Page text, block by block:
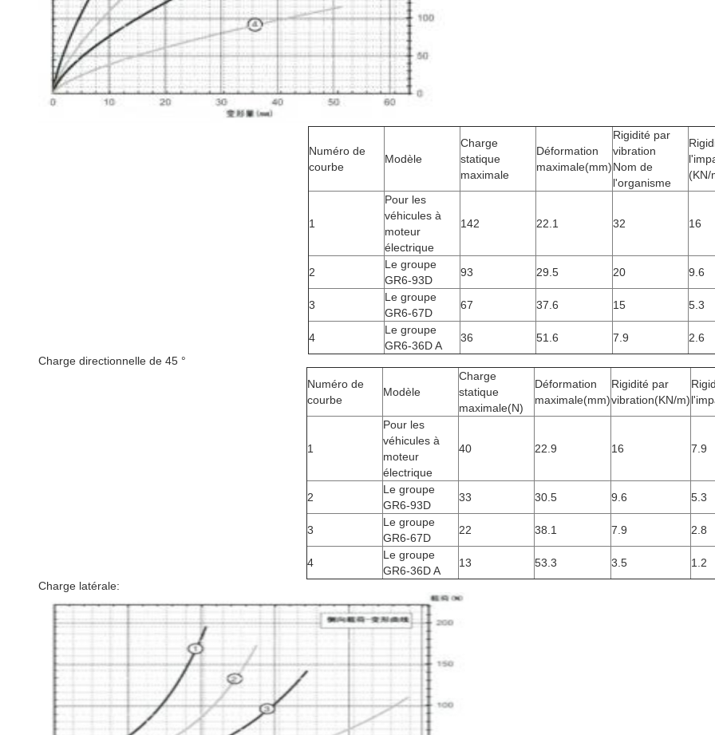
Numéro de
courbe
Modèle
Charge
statique
maximale
Déformation
maximale(mm)
Rigidité par
vibration
Nom de
l'organisme
(KN/
1
Pour les
véhicules à
moteur
électrique
142 22.1 32 16
2
Le groupe
GR6-93D
93 29.5 20 9.6
3
Le groupe
GR6-67D
67 37.6 15 5.3
4
Le groupe
GR6-36D A
36 51.6 7.9
2.6
Charge directionnelle de 45 °
Numéro de
courbe
Modèle
Charge
statique
maximale(N)
Déformation
maximale(mm)
Rigidité par
vibration(KN/m)
1
Pour les
véhicules à
moteur
électrique
40 22.9 16 7.9
2
Le groupe
GR6-93D
33 30.5 9.6 5.3
3
Le groupe
GR6-67D
22 38.1 7.9 2.8
4
Le groupe
GR6-36D A
13 53.3 3.5
1.2
Charge latérale: